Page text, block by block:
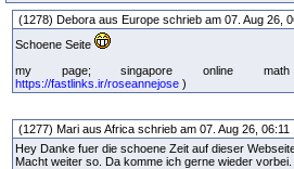
(1278) Debora aus Europe schrieb am 07. Aug 26,
Schoene Seite
my page; singapore online
https://fastlinks.ir/roseannejose )
(1277) Mari aus Africa schrieb am 07. Aug 26, 06:11
Hey Danke fuer die schoene Zeit auf dieser
Macht weiter so. Da komme ich gerne wieder vorbei.